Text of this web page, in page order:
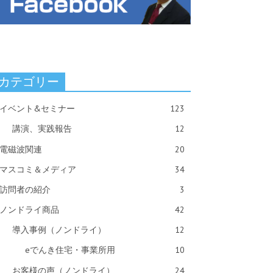
カテゴリー
イベント&セミナー
123
講演、実践報告
12
電磁波関連
20
マスコミ＆メディア
34
訪問者の紹介
3
ノンドライ商品
42
導入事例（ノンドライ）
12
eでんき住宅・事業所用
10
お客様の声（ノンドライ）
24